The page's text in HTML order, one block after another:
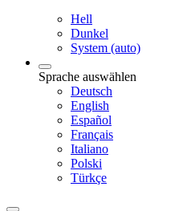
Hell
Dunkel
System (auto)
Sprache auswählen
Deutsch
English
Español
Français
Italiano
Polski
Türkçe